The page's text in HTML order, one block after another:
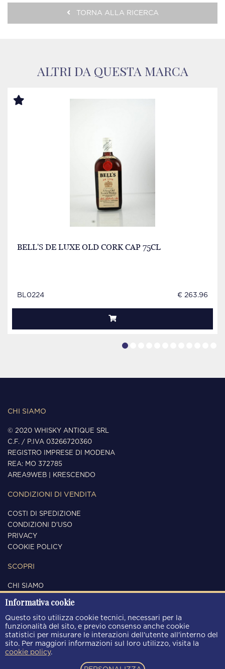
TORNA ALLA RICERCA
ALTRI DA QUESTA MARCA
BELL'S DE LUXE OLD CORK CAP 75CL
BL0224 € 263.96
CHI SIAMO
© 2020 WHISKY ANTIQUE SRL
C.F. / P.IVA 03266720360
REGISTRO IMPRESE DI MODENA
REA: MO 372785
AREA9WEB
KRESCENDO
CONDIZIONI DI VENDITA
COSTI DI SPEDIZIONE
CONDIZIONI D'USO
PRIVACY
COOKIE POLICY
SCOPRI
CHI SIAMO
CONTATTI
SEGUICI
Informativa cookie
Questo sito utilizza cookie tecnici, necessari per la
funzionalità del sito, e previo consenso anche cookie
statistici per misurare le interazioni dell'utente all'interno del
sito. Per maggiori informazioni sul loro utilizzo, visita la
cookie policy.